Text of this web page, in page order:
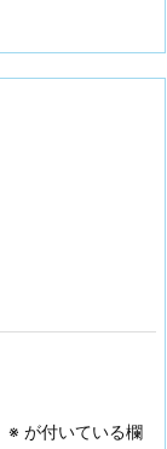
※ が付いている欄